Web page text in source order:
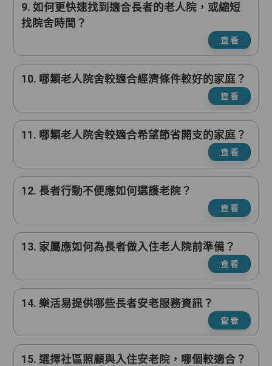
9. 如何更快速找到適合長者的老人院，或縮短
找院舍時間？
查看
10. 哪類老人院舍較適合經濟條件較好的家庭？
查看
11. 哪類老人院舍較適合希望節省開支的家庭？
查看
12. 長者行動不便應如何選護老院？
查看
13. 家屬應如何為長者做入住老人院前準備？
查看
14. 樂活易提供哪些長者安老服務資訊？
查看
15. 選擇社區照顧與入住安老院，哪個較適合？